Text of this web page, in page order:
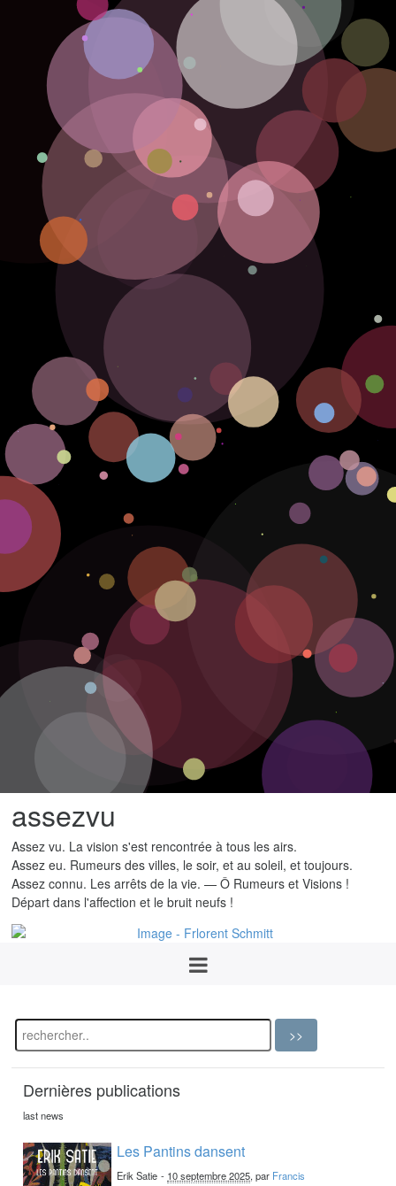
assezvu
Assez vu. La vision s'est rencontrée à tous les airs.
Assez eu. Rumeurs des villes, le soir, et au soleil, et toujours.
Assez connu. Les arrêts de la vie. — Ô Rumeurs et Visions !
Départ dans l'affection et le bruit neufs !
Dernières publications
last news
Les Pantins dansent
Erik Satie - 10 septembre 2025, par Francis